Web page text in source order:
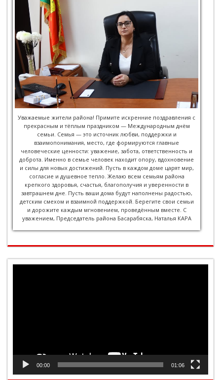
Уважаемые жители района! Примите искренние поздравления с
прекрасным и тёплым праздником — Международным днём
семьи. Семья — это источник любви, поддержки и
взаимопонимания, место, где формируются главные
человеческие ценности: уважение, забота, ответственность и
доброта. Именно в семье человек находит опору, вдохновение
и силы для новых достижений. Пусть в каждом доме царят мир,
согласие и душевное тепло. Желаю всем семьям района
крепкого здоровья, счастья, благополучия и уверенности в
завтрашнем дне. Пусть ваши дома будут наполнены радостью,
детским смехом и взаимной поддержкой. Берегите свои семьи
и дорожите каждым мгновением, проведённым вместе. С
уважением, Председатель района Басарабяска, Наталья КАРА
00:00 01:06